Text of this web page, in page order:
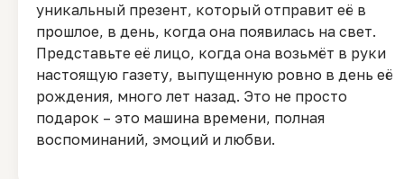
уникальный презент, который отправит её в
прошлое, в день, когда она появилась на свет.
Представьте её лицо, когда она возьмёт в руки
настоящую газету, выпущенную ровно в день её
рождения, много лет назад. Это не просто
подарок – это машина времени, полная
воспоминаний, эмоций и любви.